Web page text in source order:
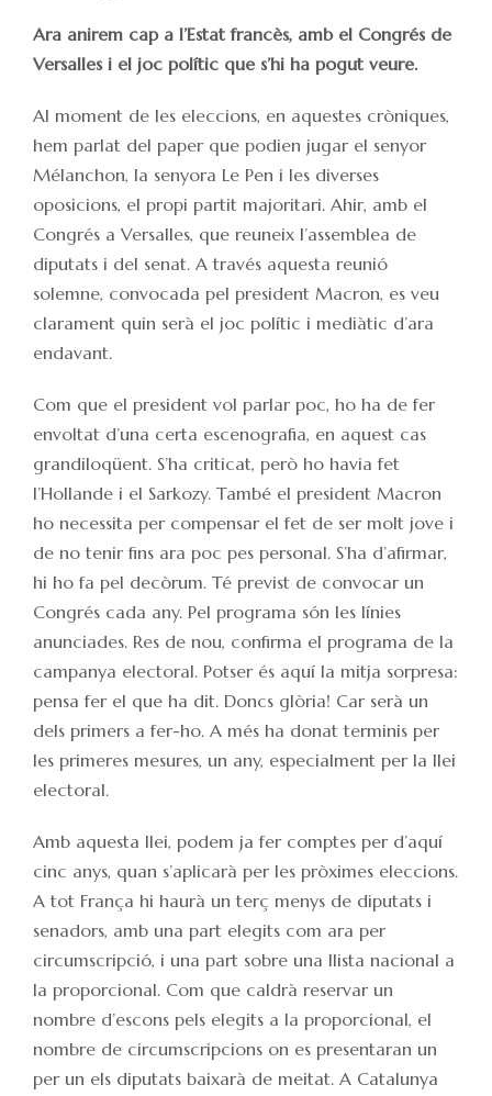
Ara anirem cap a l’Estat francès, amb el Congrés de
Versalles i el joc polític que s’hi ha pogut veure.
Al moment de les eleccions, en aquestes cròniques,
hem parlat del paper que podien jugar el senyor
Mélanchon, la senyora Le Pen i les diverses
oposicions, el propi partit majoritari. Ahir, amb el
Congrés a Versalles, que reuneix l’assemblea de
diputats i del senat. A través aquesta reunió
solemne, convocada pel president Macron, es veu
clarament quin serà el joc polític i mediàtic d’ara
endavant.
Com que el president vol parlar poc, ho ha de fer
envoltat d’una certa escenografia, en aquest cas
grandiloqüent. S’ha criticat, però ho havia fet
l’Hollande i el Sarkozy. També el president Macron
ho necessita per compensar el fet de ser molt jove i
de no tenir fins ara poc pes personal. S’ha d’afirmar,
hi ho fa pel decòrum. Té previst de convocar un
Congrés cada any. Pel programa són les línies
anunciades. Res de nou, confirma el programa de la
campanya electoral. Potser és aquí la mitja sorpresa:
pensa fer el que ha dit. Doncs glòria! Car serà un
dels primers a fer-ho. A més ha donat terminis per
les primeres mesures, un any, especialment per la llei
electoral.
Amb aquesta llei, podem ja fer comptes per d’aquí
cinc anys, quan s’aplicarà per les pròximes eleccions.
A tot França hi haurà un terç menys de diputats i
senadors, amb una part elegits com ara per
circumscripció, i una part sobre una llista nacional a
la proporcional. Com que caldrà reservar un
nombre d’escons pels elegits a la proporcional, el
nombre de circumscripcions on es presentaran un
per un els diputats baixarà de meitat. A Catalunya